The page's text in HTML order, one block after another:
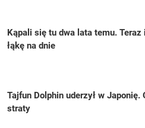
Kąpali się tu dwa lata temu. Teraz
łąkę na dnie
Tajfun Dolphin uderzył w Japonię.
straty